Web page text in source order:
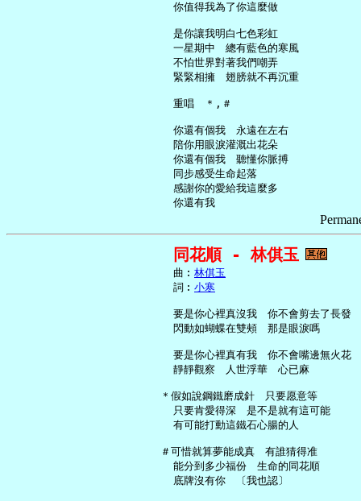
     你值得我為了你這麼做
     是你讓我明白七色彩虹
     一星期中　總有藍色的寒風
     不怕世界對著我們嘲弄
     緊緊相擁　翅膀就不再沉重
     重唱　＊,＃
     你還有個我　永遠在左右
     陪你用眼淚灌溉出花朵
     你還有個我　聽懂你脈搏
     同步感受生命起落
     感謝你的愛給我這麼多
同花順 - 林倛玉
     曲︰
林倛玉
     詞︰
小寒
     要是你心裡真沒我　你不會剪去了長發
     閃動如蝴蝶在雙頰　那是眼淚嗎
     要是你心裡真有我　你不會嘴邊無火花
     靜靜觀察　人世浮華　心已麻
   ＊假如說鋼鐵磨成針　只要愿意等
     只要肯愛得深　是不是就有這可能
     有可能打動這鐵石心腸的人
   ＃可惜就算夢能成真　有誰猜得准
     能分到多少福份　生命的同花順
     底牌沒有你　〔我也認〕